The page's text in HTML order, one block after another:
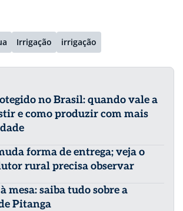
Irrigação irrigação
no Brasil: quando vale a
e como produzir com mais
forma de entrega; veja o
rural precisa observar
mesa: saiba tudo sobre a
Pitanga